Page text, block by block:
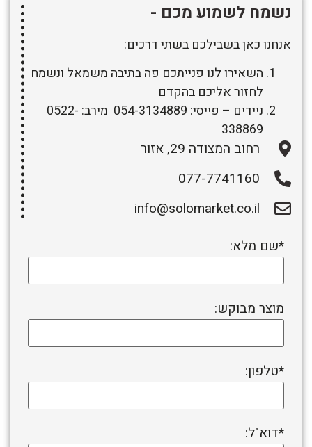
נשמח לשמוע מכם -
אנחנו כאן בשבילכם בשתי דרכים:
השאירו לנו פנייתכם פה בתיבה משמאל ונשמח
לחזור אליכם בהקדם
ניידים – פייסי: 054-3134889 מירב: 0522-
338869
רחוב המצודה 29, אזור
077-7741160
info@solomarket.co.il
*שם מלא:
מוצר מבוקש:
*טלפון:
*דוא"ל: